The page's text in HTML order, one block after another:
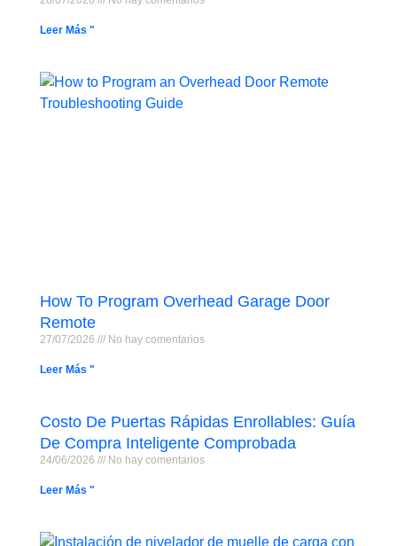
Leer Más "
How To Program Overhead Garage Door
Remote
27/07/2026 No hay comentarios
Leer Más "
Costo De Puertas Rápidas Enrollables: Guía
De Compra Inteligente Comprobada
24/06/2026 No hay comentarios
Leer Más "